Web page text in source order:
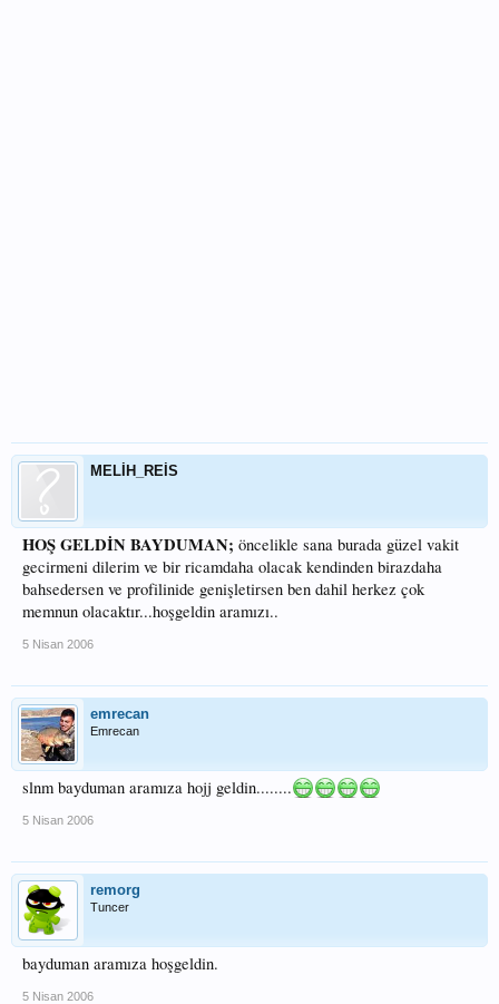
MELİH_REİS
HOŞ GELDİN BAYDUMAN; öncelikle sana burada güzel vakit
gecirmeni dilerim ve bir ricamdaha olacak kendinden birazdaha
bahsedersen ve profilinide genişletirsen ben dahil herkez çok
memnun olacaktır...hoşgeldin aramızı..
5 Nisan 2006
emrecan
Emrecan
slnm bayduman aramıza hojj geldin........
5 Nisan 2006
remorg
Tuncer
bayduman aramıza hoşgeldin.
5 Nisan 2006